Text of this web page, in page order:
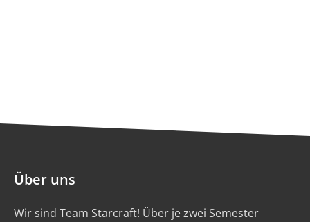
Über uns
Wir sind Team Starcraft! Über je zwei Semester